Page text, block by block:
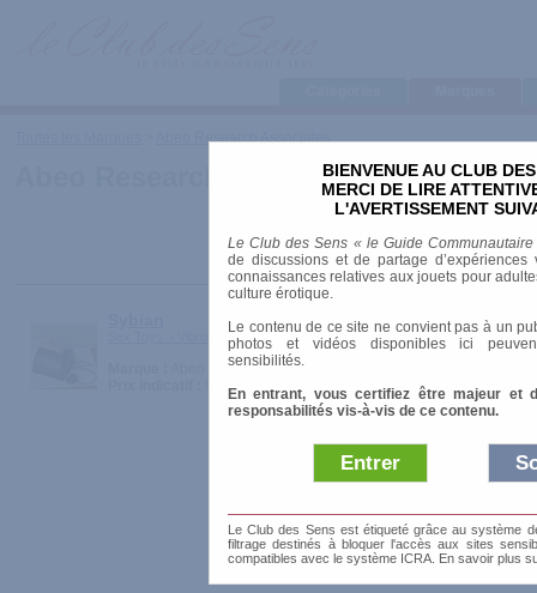
BIENVENUE AU CLUB
MERCI DE LIRE
L'AVERTISSEMENT
Le Club des Sens « le Guide
de discussions et de partage
connaissances relatives aux jouets pour
culture érotique.
Le contenu de ce site ne convient pas à un
photos et vidéos disponibles ici
sensibilités.
En entrant, vous certifiez être majeur et
responsabilités vis-à-vis de ce contenu.
Entrer
Le Club des Sens est étiqueté grâce au système
filtrage destinés à bloquer l'accès aux sites
compatibles avec le système ICRA. En savoir plus
Abeo Research Associates
Abeo Research Associates
Sex Toys > Vibromasseurs > High-tech
Abeo Research Associates
930.00 €